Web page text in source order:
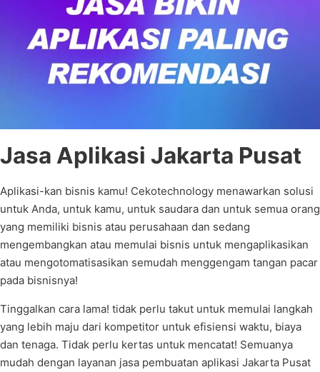
Jasa Aplikasi Jakarta Pusat
Aplikasi-kan bisnis kamu! Cekotechnology menawarkan solusi
untuk Anda, untuk kamu, untuk saudara dan untuk semua orang
yang memiliki bisnis atau perusahaan dan sedang
mengembangkan atau memulai bisnis untuk mengaplikasikan
atau mengotomatisasikan semudah menggengam tangan pacar
pada bisnisnya!
Tinggalkan cara lama! tidak perlu takut untuk memulai langkah
yang lebih maju dari kompetitor untuk efisiensi waktu, biaya
dan tenaga. Tidak perlu kertas untuk mencatat! Semuanya
mudah dengan layanan jasa pembuatan aplikasi Jakarta Pusat